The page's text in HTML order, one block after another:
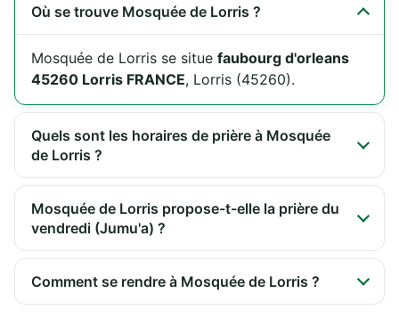
Où se trouve Mosquée de Lorris ?
Mosquée de Lorris se situe faubourg d'orleans
45260 Lorris FRANCE, Lorris (45260).
Quels sont les horaires de prière à Mosquée
de Lorris ?
Mosquée de Lorris propose-t-elle la prière du
vendredi (Jumu'a) ?
Comment se rendre à Mosquée de Lorris ?